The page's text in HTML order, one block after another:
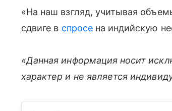
«На наш взгляд, учитывая
сдвиге в спросена индийскую
«Данная информация носит
характер и не является